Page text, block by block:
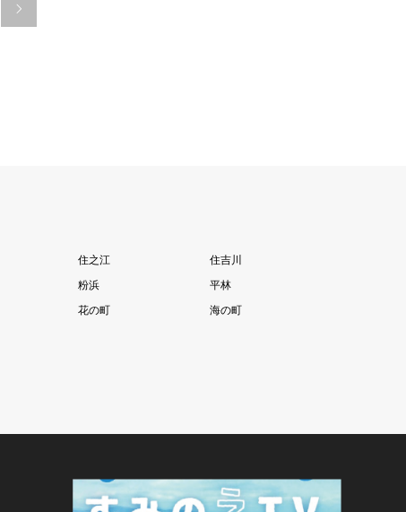

住之江
住吉川
粉浜
平林
花の町
海の町